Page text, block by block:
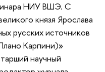
НИУ ВШЭ. С
князя Ярослава
русских источников
Карпини)»
научный